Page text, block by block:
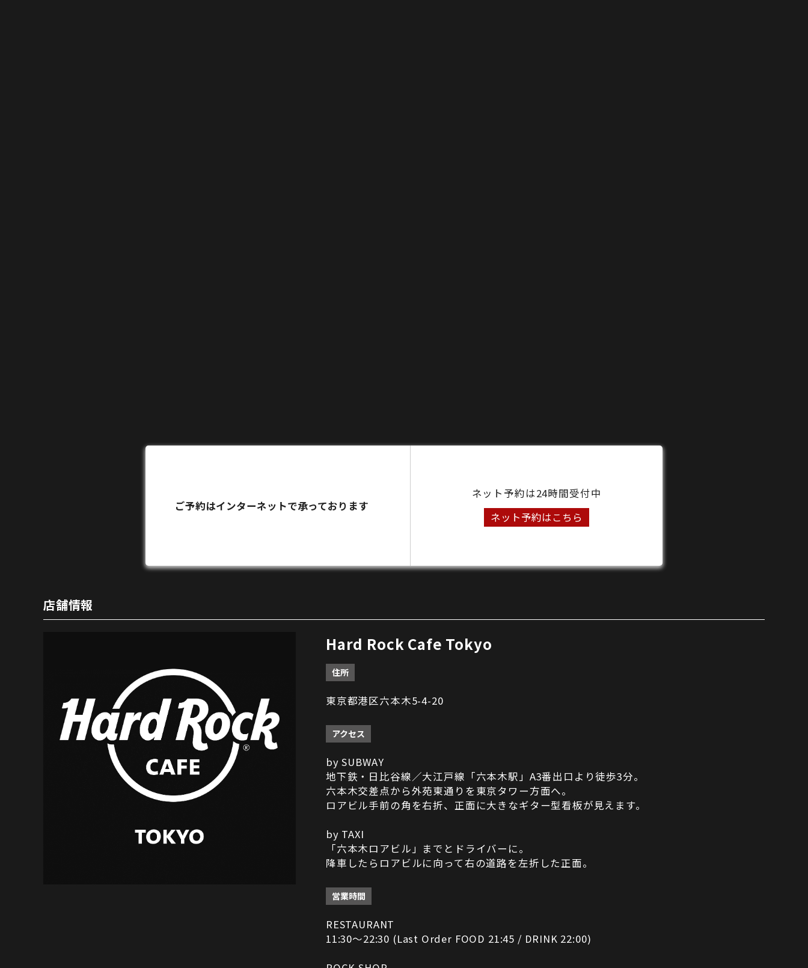
ご予約はインターネットで承っております
ネット予約は24時間受付中
ネット予約はこちら
店舗情報
Hard Rock Cafe Tokyo
住所
東京都港区六本木5-4-20
アクセス
by SUBWAY
地下鉄・日比谷線／大江戸線「六本木駅」A3番出口より徒歩3分。
六本木交差点から外苑東通りを東京タワー方面へ。
ロアビル手前の角を右折、正面に大きなギター型看板が見えます。
by TAXI
「六本木ロアビル」までとドライバーに。
降車したらロアビルに向って右の道路を左折した正面。
営業時間
RESTAURANT
11:30～22:30 (Last Order FOOD 21:45 / DRINK 22:00)